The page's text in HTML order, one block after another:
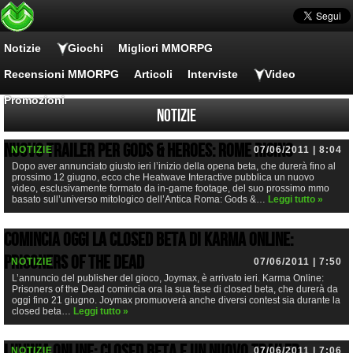
Notizie Giochi Migliori MMORPG
Recensioni MMORPG Articoli Interviste Video
Promozioni
Notizie
Nuovo trailer per Gods & Heroes: Rome Rising
NOTIZIE
07/06/2011 | 8:04
Dopo aver annunciato giusto ieri l’inizio della opena beta, che durerà fino al
prossimo 12 giugno, ecco che Heatwave Interactive pubblica un nuovo
video, esclusivamente formato da in-game footage, del suo prossimo mmo
basato sull’universo mitologico dell’Antica Roma: Gods &… Leggi tutto »
Comincia oggi la closed beta di Karma Online:
Prisoners of the Dead
NOTIZIE
07/06/2011 | 7:50
L’annuncio del publisher del gioco, Joymax, è arrivato ieri. Karma Online:
Prisoners of the Dead comincia ora la sua fase di closed beta, che durerà da
oggi fino 21 giugno. Joymax promuoverà anche diversi contest sia durante la
closed beta… Leggi tutto »
NOTIZIE
07/06/2011 | 7:06